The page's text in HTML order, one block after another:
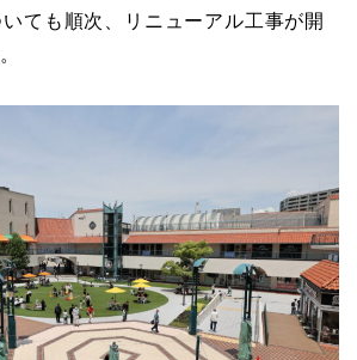
ても順次、リニューアル工事が開